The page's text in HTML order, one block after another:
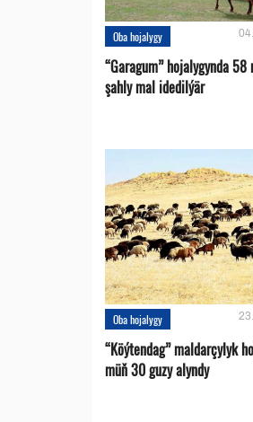
Oba hojalygy
“Garagum” hojalygynda 58
şahly mal idedilýär
Oba hojalygy
“Köýtendag” maldarçylyk
müň 30 guzy alyndy